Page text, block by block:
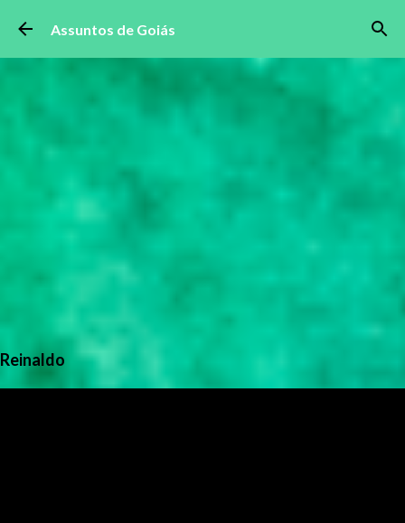
Pular para o conteúdo principal
Assuntos de Goiás
Reinaldo